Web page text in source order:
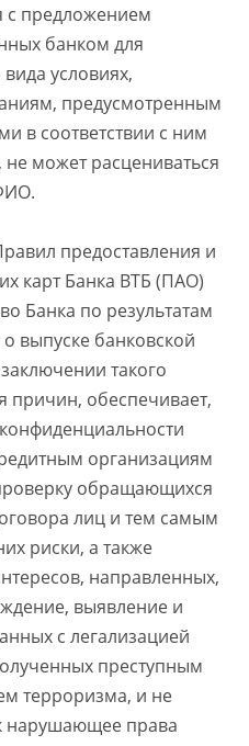
с предложением
банком для
условиях,
предусмотренным
в соответствии с ним
может расцениваться
предоставления и
карт Банка ВТБ (ПАО)
Банка по результатам
выпуске банковской
такого
причин, обеспечивает,
организациям
обращающихся
лиц и тем самым
риски, а также
направленных,
выявление и
с легализацией
преступным
терроризма, и не
нарушающее права